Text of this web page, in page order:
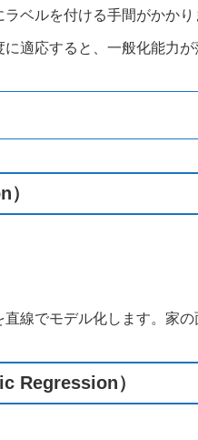
ラベルを付ける手間がかかり
に適応すると、一般化能力が
線でモデル化します。家
Regression）